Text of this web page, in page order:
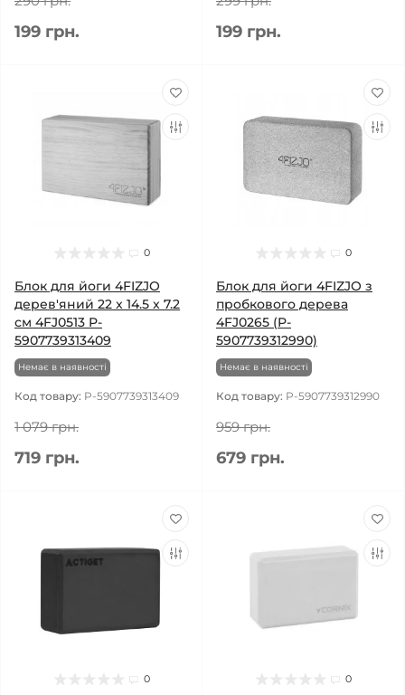
199 грн. 199 грн.
0
Блок для йоги 4FIZJO
дерев'яний 22 x 14.5 x 7.2
см 4FJ0513 P-
5907739313409
Немає в наявності
Код товару: P-5907739313409
1 079 грн.
719 грн.
0
Блок для йоги 4FIZJO з
пробкового дерева
4FJ0265 (P-
5907739312990)
Немає в наявності
Код товару: P-5907739312990
959 грн.
679 грн.
0 0